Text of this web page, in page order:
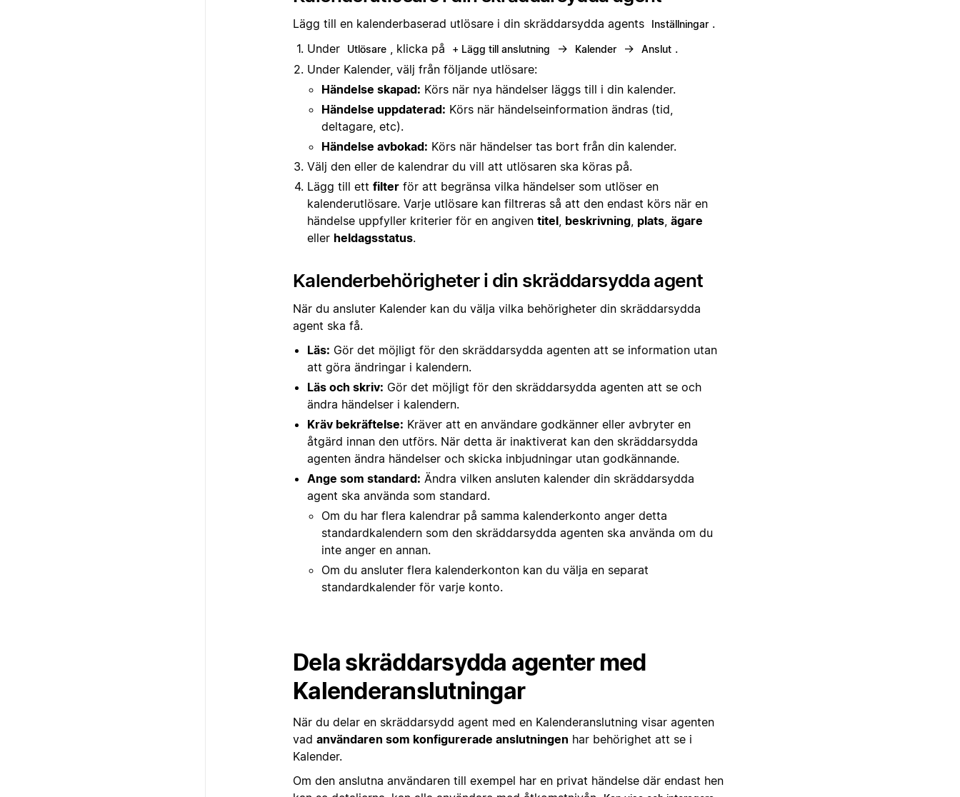
Lägg till en kalenderbaserad utlösare i din skräddarsydda agents Inställningar .
Under
Utlösare , klicka på + Lägg till anslutning → Kalender → Anslut .
Under Kalender, välj från följande utlösare:
Händelse skapad: Körs när nya händelser läggs till i din kalender.
Händelse uppdaterad: Körs när händelseinformation ändras (tid,
deltagare, etc).
Händelse avbokad: Körs när händelser tas bort från din kalender.
Välj den eller de kalendrar du vill att utlösaren ska köras på.
Lägg till ett filter för att begränsa vilka händelser som utlöser en
kalenderutlösare. Varje utlösare kan filtreras så att den endast körs när en
händelse uppfyller kriterier för en angiven titel, beskrivning, plats, ägare
eller heldagsstatus.
Kalenderbehörigheter i din skräddarsydda agent
När du ansluter Kalender kan du välja vilka behörigheter din skräddarsydda
agent ska få.
Läs: Gör det möjligt för den skräddarsydda agenten att se information utan
att göra ändringar i kalendern.
Läs och skriv: Gör det möjligt för den skräddarsydda agenten att se och
ändra händelser i kalendern.
Kräv bekräftelse: Kräver att en användare godkänner eller avbryter en
åtgärd innan den utförs. När detta är inaktiverat kan den skräddarsydda
agenten ändra händelser och skicka inbjudningar utan godkännande.
Ange som standard: Ändra vilken ansluten kalender din skräddarsydda
agent ska använda som standard.
Om du har flera kalendrar på samma kalenderkonto anger detta
standardkalendern som den skräddarsydda agenten ska använda om du
inte anger en annan.
Om du ansluter flera kalenderkonton kan du välja en separat
standardkalender för varje konto.
Dela skräddarsydda agenter med
Kalenderanslutningar
När du delar en skräddarsydd agent med en Kalenderanslutning visar agenten
vad användaren som konfigurerade anslutningen har behörighet att se i
Kalender.
Om den anslutna användaren till exempel har en privat händelse där endast hen